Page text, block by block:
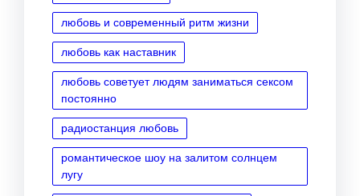
любовь и современный ритм жизни
любовь как наставник
любовь советует людям заниматься сексом
постоянно
радиостанция любовь
романтическое шоу на залитом солнцем
лугу